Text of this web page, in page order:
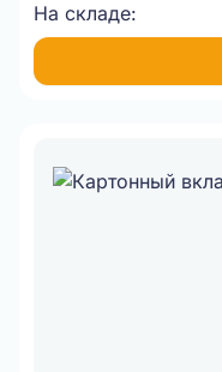
На складе: